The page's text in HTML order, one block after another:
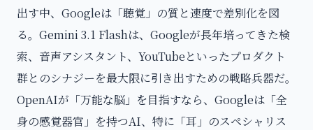
出す中、Googleは「聴覚」の質と速度で差別化を図
る。Gemini 3.1 Flashは、Googleが長年培ってきた検
索、音声アシスタント、YouTubeといったプロダクト
群とのシナジーを最大限に引き出すための戦略兵器だ。
OpenAIが「万能な脳」を目指すなら、Googleは「全
身の感覚器官」を持つAI、特に「耳」のスペシャリス